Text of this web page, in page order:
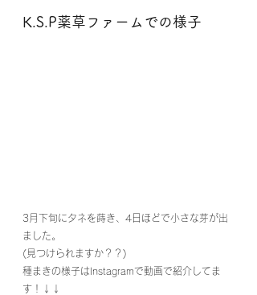
K.S.P薬草ファームでの様子
3月下旬にタネを蒔き、4日ほどで小さな芽が出
ました。
(見つけられますか？？)
種まきの様子はInstagramで動画で紹介してま
す！↓↓